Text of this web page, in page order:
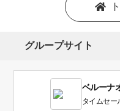
グループサイト
ベルーナ
タイムセー